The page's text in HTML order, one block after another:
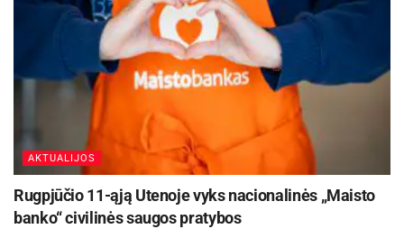
AKTUALIJOS
Rugpjūčio 11-ąją Utenoje vyks nacionalinės „Maisto
banko“ civilinės saugos pratybos